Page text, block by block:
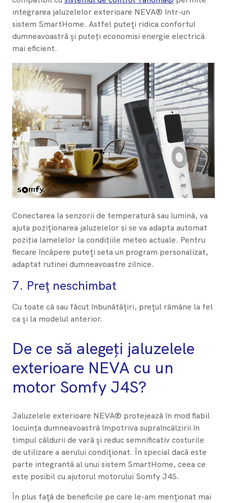
integrarea jaluzelelor exterioare NEVA® într-un
sistem SmartHome. Astfel puteţi ridica confortul
dumneavoastră şi puteți economisi energie electrică
mai eficient.
Conectarea la senzorii de temperatură sau lumină, va
ajuta poziţionarea jaluzelelor și se va adapta automat
poziția lamelelor la condițiile meteo actuale. Pentru
fiecare încăpere puteţi seta un program personalizat,
adaptat rutinei dumneavoastre zilnice.
7. Preţ neschimbat
Cu toate că sau făcut înbunătăţiri, preţul rămâne la fel
ca şi la modelul anterior.
De ce să alegeți jaluzelele
exterioare NEVA cu un
motor Somfy J4S?
Jaluzelele exterioare NEVA® protejează în mod fiabil
locuința dumneavoastră împotriva supraîncălzirii în
timpul căldurii de vară şi reduc semnificativ costurile
de utilizare a aerului condiţionat. În special dacă este
parte integrantă al unui sistem SmartHome, ceea ce
este posibil cu ajutorul motorului Somfy J4S.
În plus faţă de beneficile pe care le-am menţionat mai